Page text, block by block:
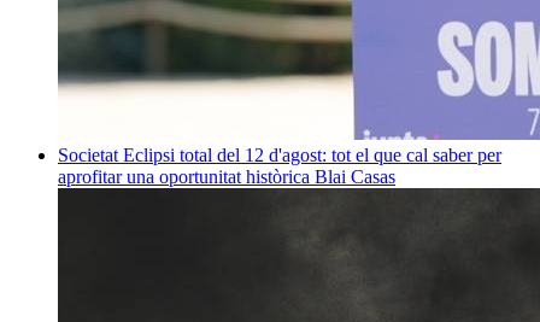
Societat Eclipsi total del 12 d'agost: tot el que cal saber per
aprofitar una oportunitat històrica Blai Casas